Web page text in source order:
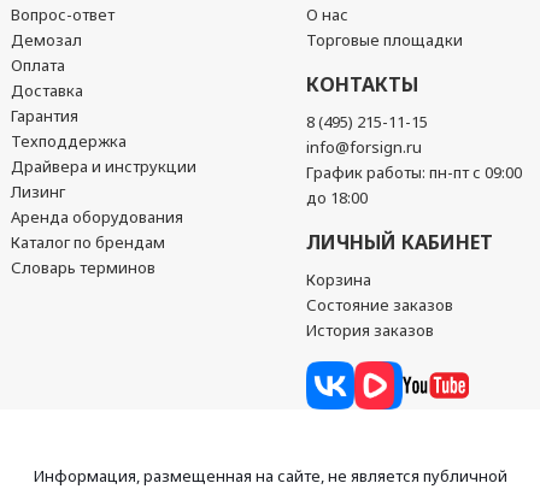
Вопрос-ответ
Демозал
Оплата
Доставка
Гарантия
Техподдержка
Драйвера и инструкции
Лизинг
Аренда оборудования
Каталог по брендам
Словарь терминов
О нас
Торговые площадки
КОНТАКТЫ
8 (495) 215-11-15
info@forsign.ru
График работы: пн-пт с 09:00
до 18:00
ЛИЧНЫЙ КАБИНЕТ
Корзина
Состояние заказов
История заказов
Информация, размещенная на сайте, не является публичной